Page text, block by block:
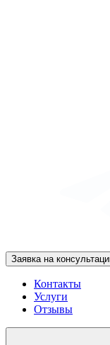
Заявка на
Контакты
Услуги
Отзывы